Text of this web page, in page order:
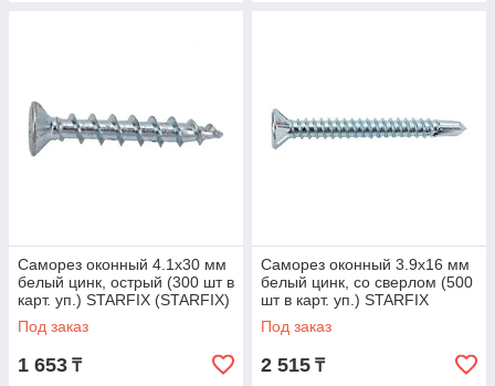
Саморез оконный 4.1х30 мм
белый цинк, острый (300 шт в
карт. уп.) STARFIX (STARFIX)
(SMC1-39918-300)
Под заказ
1 653 ₸
Саморез оконный 3.9х16 мм
белый цинк, со сверлом (500
шт в карт. уп.) STARFIX
(STARFIX) (SMC1-80879-500)
Под заказ
2 515 ₸